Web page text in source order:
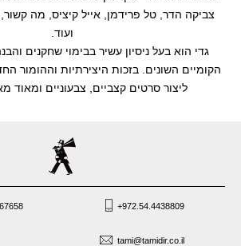
צביקה הדר, טל פרידמן, אייל קיציס, מה קשור,
ועוד.
גדי הוא בעל ניסיון עשיר בבימוי שחקנים
הקומיים השונים. בזכות היצירתיות וההומור
ליצור סרטים קצביים, צבעוניים ומאוד
+972.54.4438809
tami@tamidir.co.il